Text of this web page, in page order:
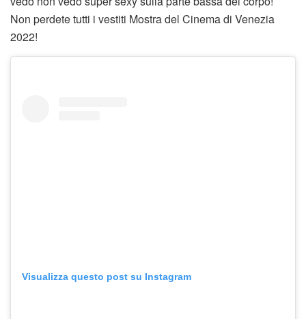
Non perdete tutti i vestiti Mostra del Cinema di Venezia
2022!
Visualizza questo post su Instagram